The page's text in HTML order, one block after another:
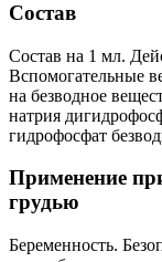
Состав
Состав на 1 мл.
Вспомогательные
на безводное
натрия
гидрофосфат
Применение
грудью
Беременность.